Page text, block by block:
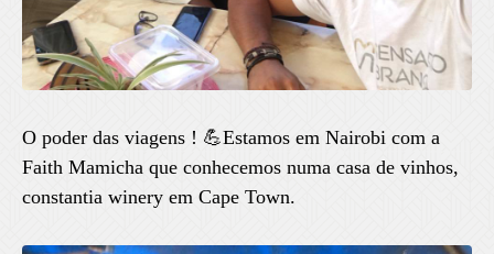
O poder das viagens ! 💪Estamos em Nairobi com a
Faith Mamicha que conhecemos numa casa de vinhos,
constantia winery em Cape Town.